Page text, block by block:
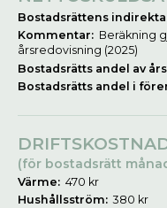
Bostadsrättens
Kommentar: Beräkning
årsredovisning (2025)
Bostadsrätts andel av
Bostadsrätts andel i
(för bostadsrätt
Värme: 470 kr
Hushållsström: 380 kr